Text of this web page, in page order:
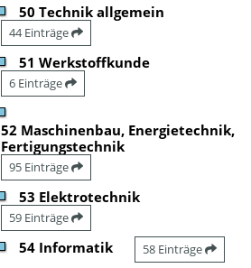
50 Technik allgemein
44 Einträge
51 Werkstoffkunde
6 Einträge
52 Maschinenbau, Energietechnik,
Fertigungstechnik
95 Einträge
53 Elektrotechnik
59 Einträge
54 Informatik 58 Einträge